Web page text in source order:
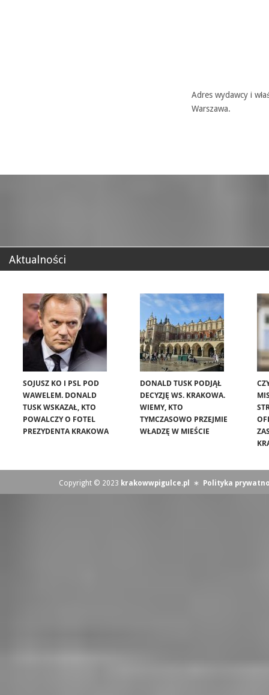
Adres wydawcy i
Warszawa.
Aktualności
SOJUSZ KO I PSL POD
WAWELEM. DONALD
TUSK WSKAZAŁ, KTO
POWALCZY O FOTEL
PREZYDENTA KRAKOWA
DONALD TUSK PODJĄŁ
DECYZJĘ WS. KRAKOWA.
WIEMY, KTO
TYMCZASOWO PRZEJMIE
WŁADZĘ W MIEŚCIE
Copyright © 2023 krakowwpigulce.pl ∗ Polityka